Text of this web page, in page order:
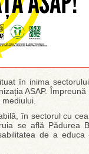
în inima
ASAP.
în sectorul cu
se află Pădurea
de a